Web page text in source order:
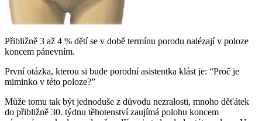
Přibližně 3 až 4 % dětí se v době termínu porodu nalézají v poloze
koncem pánevním.
První otázka, kterou si bude porodní asistentka klást je: “Proč je
miminko v této poloze?”
Může tomu tak být jednoduše z důvodu nezralosti, mnoho děťátek
do přibližně 30. týdnu těhotenství zaujímá polohu koncem